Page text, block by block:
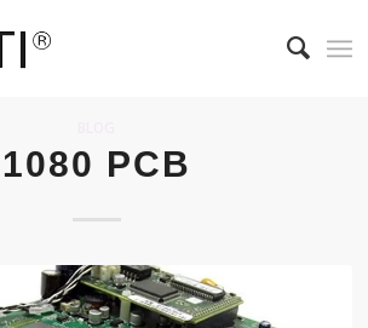
1080 PCB